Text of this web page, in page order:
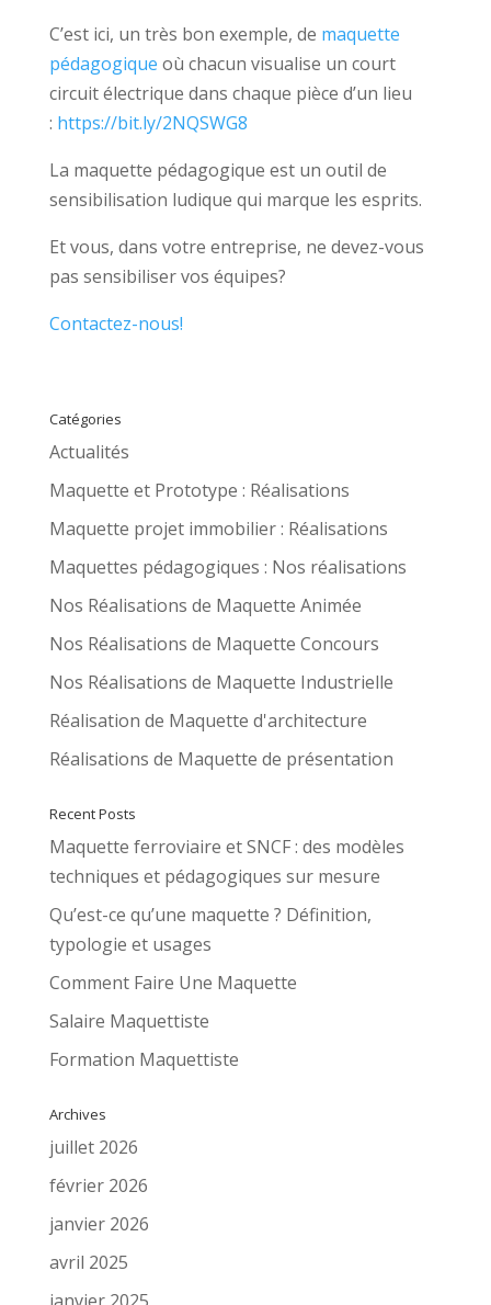
C’est ici, un très bon exemple, de maquette
pédagogique où chacun visualise un court
circuit électrique dans chaque pièce d’un lieu
: https://bit.ly/2NQSWG8
La maquette pédagogique est un outil de
sensibilisation ludique qui marque les esprits.
Et vous, dans votre entreprise, ne devez-vous
pas sensibiliser vos équipes?
Contactez-nous!
Catégories
Actualités
Maquette et Prototype : Réalisations
Maquette projet immobilier : Réalisations
Maquettes pédagogiques : Nos réalisations
Nos Réalisations de Maquette Animée
Nos Réalisations de Maquette Concours
Nos Réalisations de Maquette Industrielle
Réalisation de Maquette d'architecture
Réalisations de Maquette de présentation
Recent Posts
Maquette ferroviaire et SNCF : des modèles
techniques et pédagogiques sur mesure
Qu’est-ce qu’une maquette ? Définition,
typologie et usages
Comment Faire Une Maquette
Salaire Maquettiste
Formation Maquettiste
Archives
juillet 2026
février 2026
janvier 2026
avril 2025